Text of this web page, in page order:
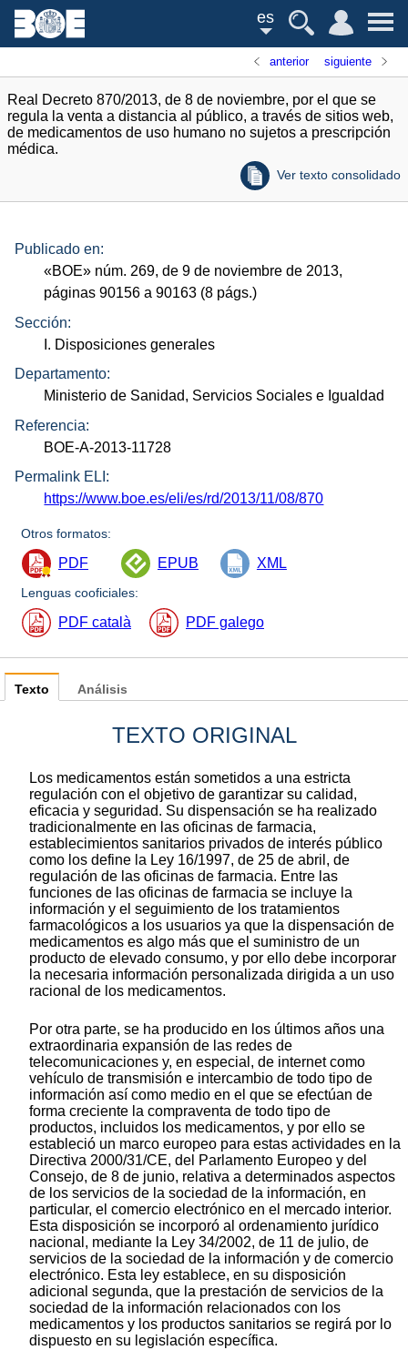
es
anterior siguiente
Real Decreto 870/2013, de 8 de noviembre, por el que se
regula la venta a distancia al público, a través de sitios web,
de medicamentos de uso humano no sujetos a prescripción
médica.
Ver texto consolidado
Publicado en:
«BOE» núm. 269, de 9 de noviembre de 2013,
páginas 90156 a 90163 (8 págs.)
Sección:
I. Disposiciones generales
Departamento:
Ministerio de Sanidad, Servicios Sociales e Igualdad
Referencia:
BOE-A-2013-11728
Permalink ELI:
https://www.boe.es/eli/es/rd/2013/11/08/870
Otros formatos:
PDF EPUB XML
Lenguas cooficiales:
PDF català PDF galego
Texto
TEXTO ORIGINAL
Los medicamentos están sometidos a una estricta
regulación con el objetivo de garantizar su calidad,
eficacia y seguridad. Su dispensación se ha realizado
tradicionalmente en las oficinas de farmacia,
establecimientos sanitarios privados de interés público
como los define la Ley 16/1997, de 25 de abril, de
regulación de las oficinas de farmacia. Entre las
funciones de las oficinas de farmacia se incluye la
información y el seguimiento de los tratamientos
farmacológicos a los usuarios ya que la dispensación de
medicamentos es algo más que el suministro de un
producto de elevado consumo, y por ello debe incorporar
la necesaria información personalizada dirigida a un uso
racional de los medicamentos.
Por otra parte, se ha producido en los últimos años una
extraordinaria expansión de las redes de
telecomunicaciones y, en especial, de internet como
vehículo de transmisión e intercambio de todo tipo de
información así como medio en el que se efectúan de
forma creciente la compraventa de todo tipo de
productos, incluidos los medicamentos, y por ello se
estableció un marco europeo para estas actividades en la
Directiva 2000/31/CE, del Parlamento Europeo y del
Consejo, de 8 de junio, relativa a determinados aspectos
de los servicios de la sociedad de la información, en
particular, el comercio electrónico en el mercado interior.
Esta disposición se incorporó al ordenamiento jurídico
nacional, mediante la Ley 34/2002, de 11 de julio, de
servicios de la sociedad de la información y de comercio
electrónico. Esta ley establece, en su disposición
adicional segunda, que la prestación de servicios de la
sociedad de la información relacionados con los
medicamentos y los productos sanitarios se regirá por lo
dispuesto en su legislación específica.
Análisis